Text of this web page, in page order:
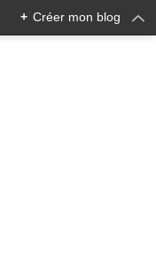
+ Créer mon blog